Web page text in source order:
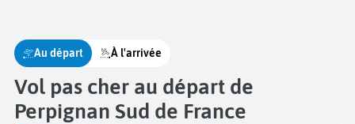
Vol pas cher au départ de
Perpignan Sud de France
Au départ À l'arrivée